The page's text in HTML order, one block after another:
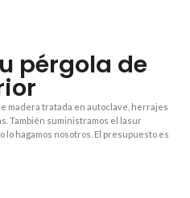
pérgola de
madera tratada en autoclave, herrajes
También suministramos el lasur
lo hagamos nosotros. El presupuesto es